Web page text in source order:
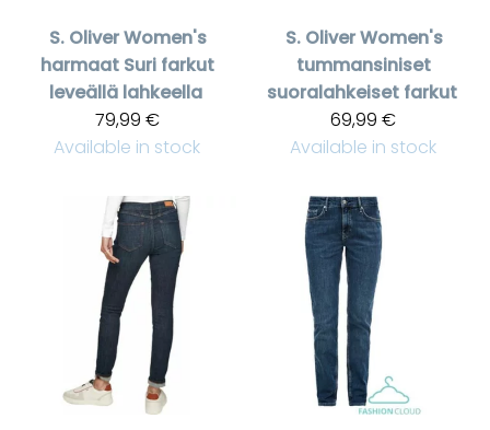
S. OliverWomen's
harmaat Suri farkut
leveällä lahkeella
79,99 €
Available in stock
S. OliverWomen's
tummansiniset
suoralahkeiset farkut
69,99 €
Available in stock